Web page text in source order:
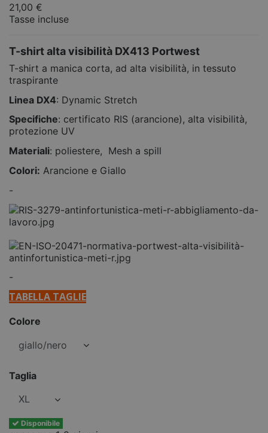
21,00 €
Tasse incluse
T-shirt alta visibilità DX413 Portwest
T-shirt a manica corta, ad alta visibilità, in tessuto
traspirante
Linea DX4: Dynamic Stretch
Specifiche: certificato RIS (arancione), alta visibilità,
protezione UV
Materiali: poliestere, Mesh a spill
Colori: Arancione e Giallo
-
-
TABELLA TAGLIE
Colore
Taglia
Disponibile